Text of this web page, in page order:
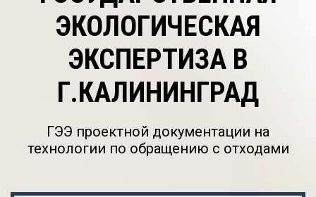
ЭКОЛОГИЧЕСКАЯ
ЭКСПЕРТИЗА В
Г.КАЛИНИНГРАД
ГЭЭ проектной документации на
технологии по обращению с отходами